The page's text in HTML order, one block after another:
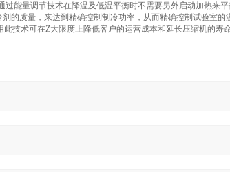
能量调节技术在降温及低温平衡时不需要另外启动加热来
的质量，来达到精确控制制冷功率，从而精确控制试验室的
技术可在Z大限度上降低客户的运营成本和延长压缩机的寿